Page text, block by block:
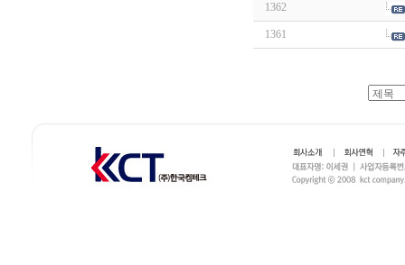
1362
1361